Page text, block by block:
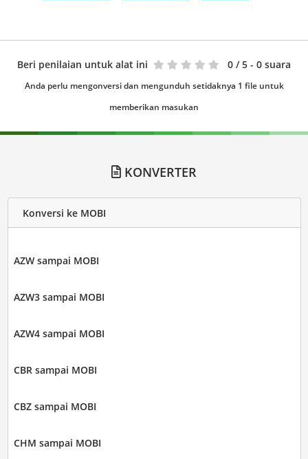
Beri penilaian untuk alat ini 0 / 5 - 0 suara
Anda perlu mengonversi dan mengunduh setidaknya 1 file untuk
memberikan masukan
KONVERTER
Konversi ke MOBI
AZW sampai MOBI
AZW3 sampai MOBI
AZW4 sampai MOBI
CBR sampai MOBI
CBZ sampai MOBI
CHM sampai MOBI